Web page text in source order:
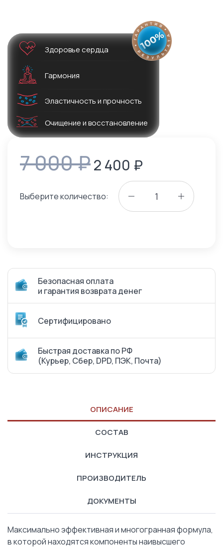
Здоровье сердца
Гармония
Эластичность и прочность
Очищение и восстановление
7 000 ₽2 400 ₽
Выберите количество:
Безопасная оплата
и гарантия возврата денег
Сертифицировано
Быстрая доставка по РФ
(Курьер, Сбер, DPD, ПЭК, Почта)
ОПИСАНИЕ
СОСТАВ
ИНСТРУКЦИЯ
ПРОИЗВОДИТЕЛЬ
ДОКУМЕНТЫ
Максимально эффективная и многогранная формула,
в которой находятся компоненты наивысшего